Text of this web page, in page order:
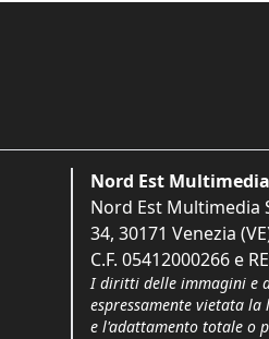
Nord Est
Nord Est Multimedia
34, 30171 Venezia
C.F. 05412000266 e
I diritti delle immagini e
espressamente vietata
e l'adattamento totale o